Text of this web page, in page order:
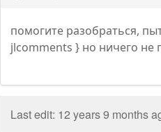
помогите разобраться,
jlcomments } но ничего не
Last edit: 12 years 9 months